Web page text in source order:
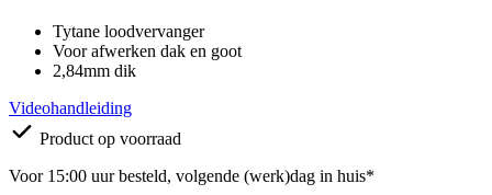
Tytane loodvervanger
Voor afwerken dak en goot
2,84mm dik
Videohandleiding
Product op voorraad
Voor 15:00 uur besteld, volgende (werk)dag in huis*